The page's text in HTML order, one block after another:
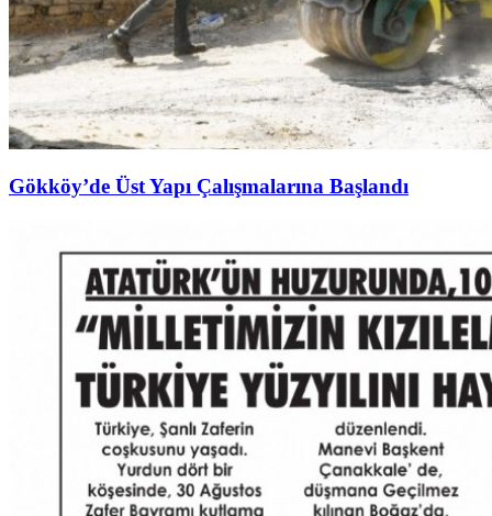
Gökköy’de Üst Yapı Çalışmalarına Başlandı